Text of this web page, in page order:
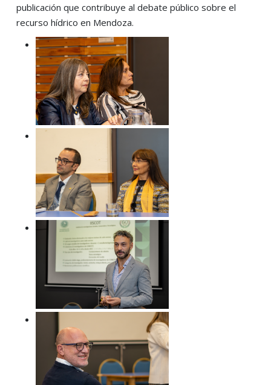
publicación que contribuye al debate público sobre el
recurso hídrico en Mendoza.